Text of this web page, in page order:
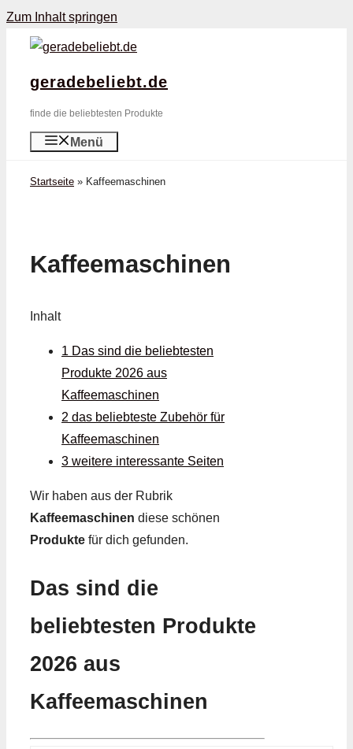
Zum Inhalt springen
geradebeliebt.de
finde die beliebtesten Produkte
Menü
Startseite » Kaffeemaschinen
Kaffeemaschinen
Inhalt
1 Das sind die beliebtesten
Produkte 2026 aus
Kaffeemaschinen
2 das beliebteste Zubehör für
Kaffeemaschinen
3 weitere interessante Seiten
Wir haben aus der Rubrik
Kaffeemaschinen diese schönen
Produkte für dich gefunden.
Das sind die
beliebtesten Produkte
2026 aus
Kaffeemaschinen